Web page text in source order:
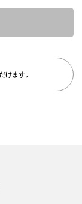
けます。